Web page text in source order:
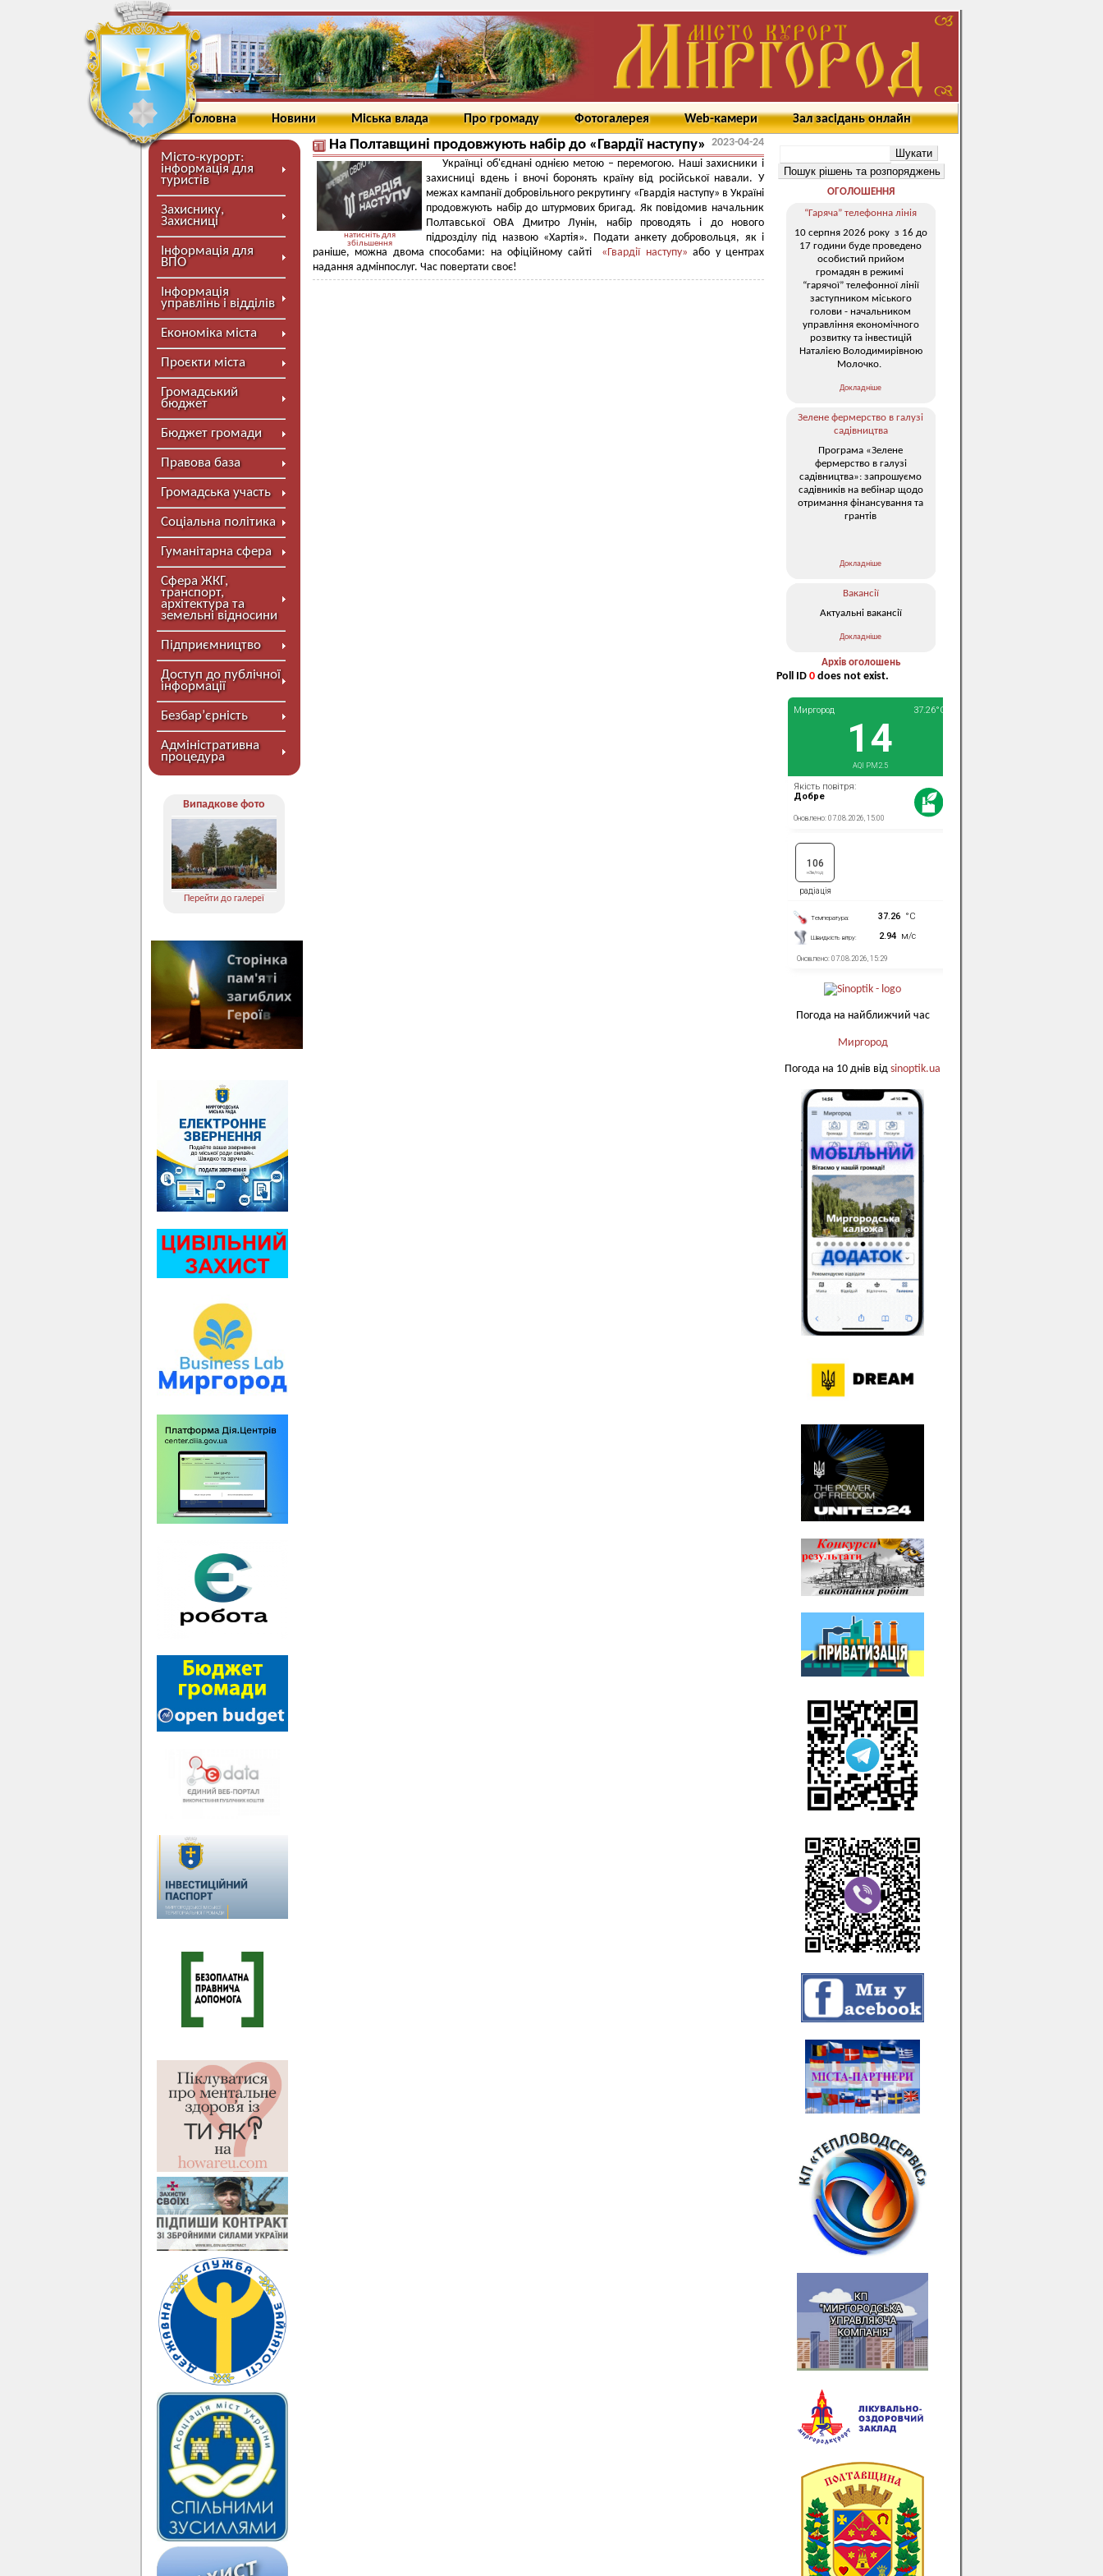
Головна Новини Міська влада Про громаду Фотогалерея Web-камери Зал засідань онлайн
Місто-курорт:
інформація для
туристів
Захиснику,
Захисниці
Інформація для
ВПО
Інформація
управлінь і відділів
Економіка міста
Проєкти міста
Громадський
бюджет
Бюджет громади
Правова база
Громадська участь
Соціальна політика
Гуманітарна сфера
Сфера ЖКГ,
транспорт,
архітектура та
земельні відносини
Підприємництво
Доступ до публічної
інформації
Безбар’єрність
Адміністративна
процедура
Випадкове фото
Перейти до галереї
На Полтавщині продовжують набір до «Гвардії наступу» 2023-04-24
натисніть для
збільшення
Українці об'єднані однією метою – перемогою. Наші захисники і
захисниці вдень і вночі боронять країну від російської навали. У
межах кампанії добровільного рекрутингу «Гвардія наступу» в Україні
продовжують набір до штурмових бригад. Як повідомив начальник
Полтавської ОВА Дмитро Лунін, набір проводять і до нового
підрозділу під назвою «Хартія». Подати анкету добровольця, як і
раніше, можна двома способами: на офіційному сайті «Гвардії наступу» або у центрах
надання адмінпослуг. Час повертати своє!
ОГОЛОШЕННЯ
“Гаряча” телефонна лінія
10 серпня 2026 року з 16 до
17 години буде проведено
особистий прийом
громадян в режимі
“гарячої” телефонної лінії
заступником міського
голови - начальником
управління економічного
розвитку та інвестицій
Наталією Володимирівною
Молочко.
Докладніше
Зелене фермерство в галузі
садівництва
Програма «Зелене
фермерство в галузі
садівництва»: запрошуємо
садівників на вебінар щодо
отримання фінансування та
грантів
Докладніше
Вакансії
Актуальні вакансії
Докладніше
Архів оголошень
Poll ID 0 does not exist.
Погода на найближчий час
Миргород
Погода на 10 днів від sinoptik.ua